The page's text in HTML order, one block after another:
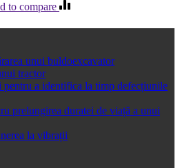
to compare
unui buldoexcavator
tractor
pentru a identifica la timp defecțiunile
prelungirea duratei de viață a unui
la vibrații